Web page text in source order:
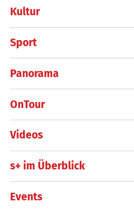
Kultur
Sport
Panorama
OnTour
Videos
s+ im Überblick
Events